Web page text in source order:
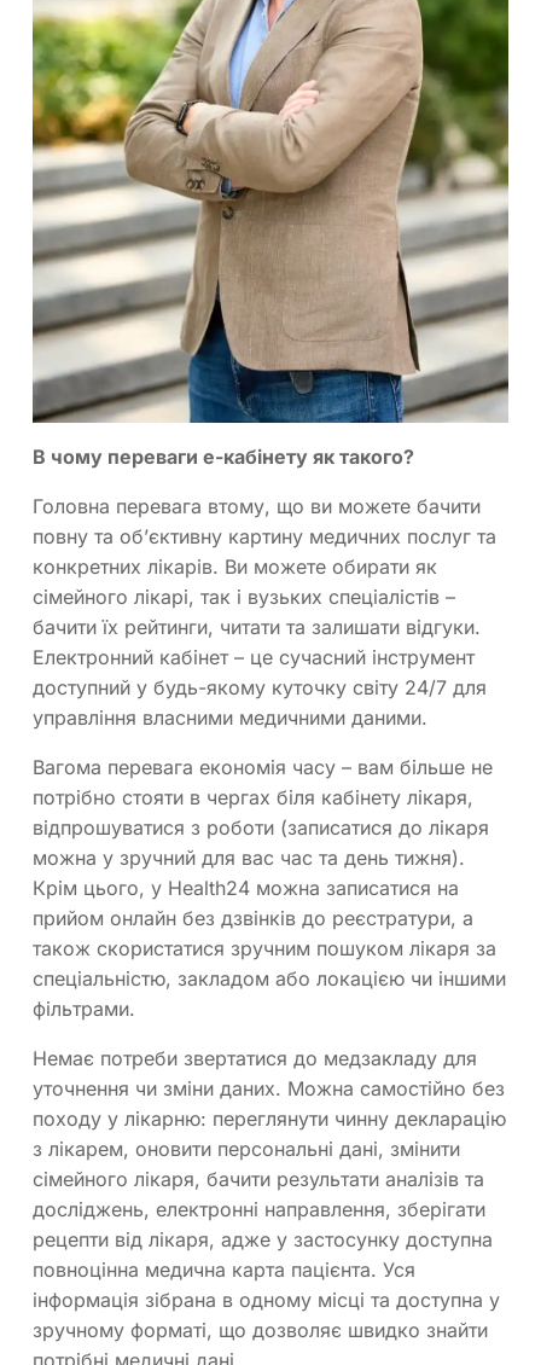
В чому переваги е-кабінету як такого?
Головна перевага втому, що ви можете бачити
повну та об’єктивну картину медичних послуг та
конкретних лікарів. Ви можете обирати як
сімейного лікарі, так і вузьких спеціалістів –
бачити їх рейтинги, читати та залишати відгуки.
Електронний кабінет – це сучасний інструмент
доступний у будь-якому куточку світу 24/7 для
управління власними медичними даними.
Вагома перевага економія часу – вам більше не
потрібно стояти в чергах біля кабінету лікаря,
відпрошуватися з роботи (записатися до лікаря
можна у зручний для вас час та день тижня).
Крім цього, у Health24 можна записатися на
прийом онлайн без дзвінків до реєстратури, а
також скористатися зручним пошуком лікаря за
спеціальністю, закладом або локацією чи іншими
фільтрами.
Немає потреби звертатися до медзакладу для
уточнення чи зміни даних. Можна самостійно без
походу у лікарню: переглянути чинну декларацію
з лікарем, оновити персональні дані, змінити
сімейного лікаря, бачити результати аналізів та
досліджень, електронні направлення, зберігати
рецепти від лікаря, адже у застосунку доступна
повноцінна медична карта пацієнта. Уся
інформація зібрана в одному місці та доступна у
зручному форматі, що дозволяє швидко знайти